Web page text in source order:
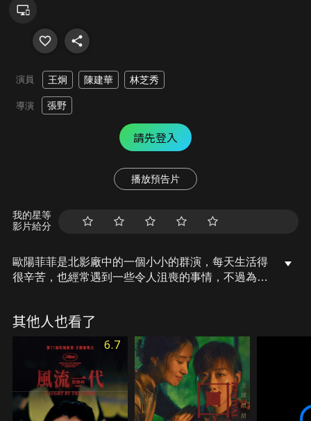
演員 王炯 陳建華 林芝秀
導演 張野
請先登入
播放預告片
我的星等
影片給分
歐陽菲菲是北影廠中的一個小小的群演，每天生活得
很辛苦，也經常遇到一些令人沮喪的事情，不過為人
了起來，咄咄逼人，將朋友們都得罪了，歐陽菲菲付
其他人也看了
6.7